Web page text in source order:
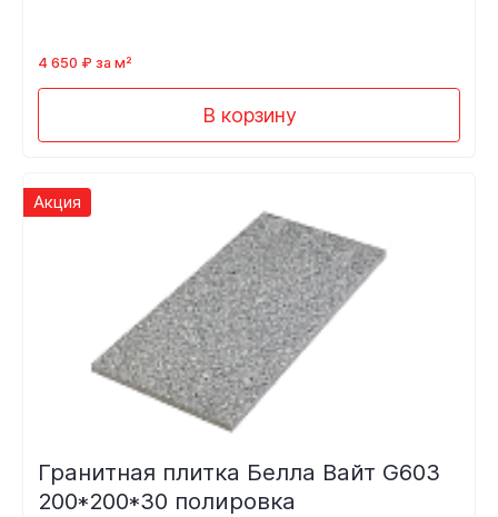
4 650 ₽ за м²
В корзину
Акция
Гранитная плитка Белла Вайт G603
200*200*30 полировка